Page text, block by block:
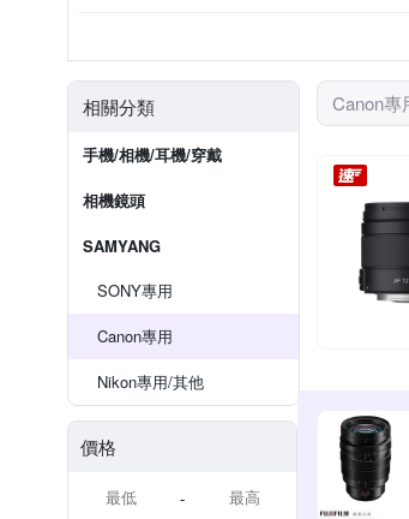
相關分類
手機/相機/耳機/穿戴
相機鏡頭
SAMYANG
SONY專用
Canon專用
Nikon專用/其他
價格
-
Canon專